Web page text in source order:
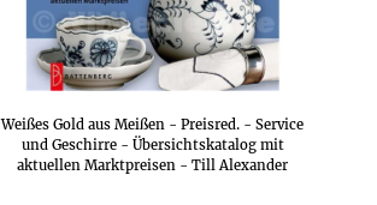
Weißes Gold aus Meißen - Preisred. - Service
und Geschirre - Übersichtskatalog mit
aktuellen Marktpreisen - Till Alexander